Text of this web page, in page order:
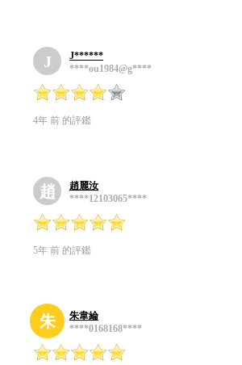
J
J******
****ou1984@g****
4年 前 的評鑑
趙
趙麗汝
****12103065****
5年 前 的評鑑
朱
朱韋綸
****0168168****